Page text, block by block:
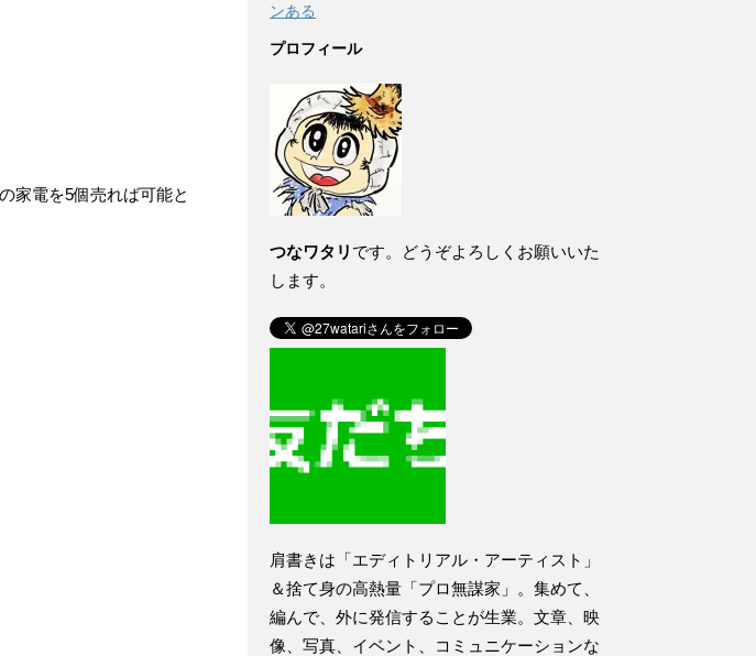
家電を5個売れば可能と
ンある
プロフィール
つなワタリ です。どうぞよろしくお願いいた
します。
肩書きは「エディトリアル・アーティスト」
＆捨て身の高熱量「プロ無謀家」。集めて、
編んで、外に発信することが生業。文章、映
像、写真、イベント、コミュニケーションな